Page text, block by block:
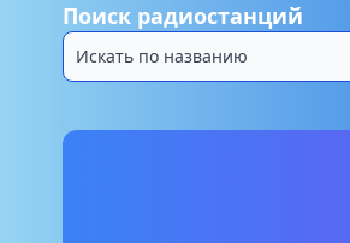
Поиск радиостанций